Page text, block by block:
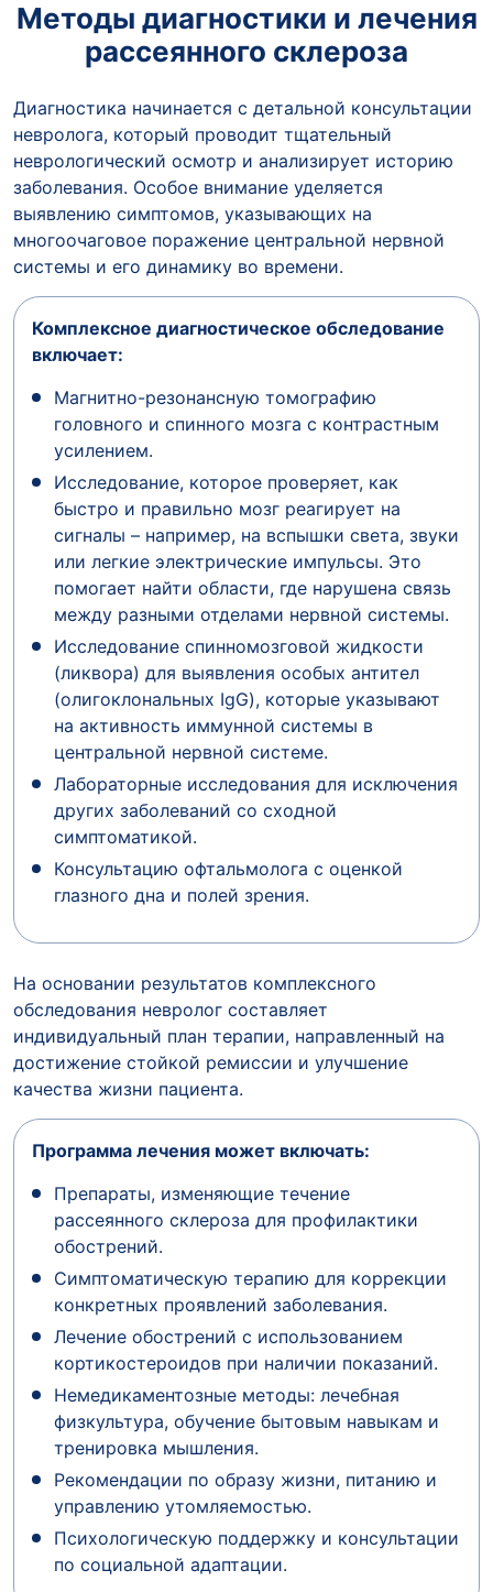
Методы диагностики и лечения
рассеянного склероза
Диагностика начинается с детальной консультации
невролога, который проводит тщательный
неврологический осмотр и анализирует историю
заболевания. Особое внимание уделяется
выявлению симптомов, указывающих на
многоочаговое поражение центральной нервной
системы и его динамику во времени.
Комплексное диагностическое обследование
включает:
Магнитно-резонансную томографию
головного и спинного мозга с контрастным
усилением.
Исследование, которое проверяет, как
быстро и правильно мозг реагирует на
сигналы – например, на вспышки света, звуки
или легкие электрические импульсы. Это
помогает найти области, где нарушена связь
между разными отделами нервной системы.
Исследование спинномозговой жидкости
(ликвора) для выявления особых антител
(олигоклональных IgG), которые указывают
на активность иммунной системы в
центральной нервной системе.
Лабораторные исследования для исключения
других заболеваний со сходной
симптоматикой.
Консультацию офтальмолога с оценкой
глазного дна и полей зрения.
На основании результатов комплексного
обследования невролог составляет
индивидуальный план терапии, направленный на
достижение стойкой ремиссии и улучшение
качества жизни пациента.
Программа лечения может включать:
Препараты, изменяющие течение
рассеянного склероза для профилактики
обострений.
Симптоматическую терапию для коррекции
конкретных проявлений заболевания.
Лечение обострений с использованием
кортикостероидов при наличии показаний.
Немедикаментозные методы: лечебная
физкультура, обучение бытовым навыкам и
тренировка мышления.
Рекомендации по образу жизни, питанию и
управлению утомляемостью.
Психологическую поддержку и консультации
по социальной адаптации.